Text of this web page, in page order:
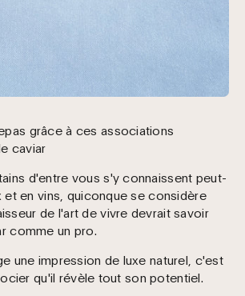
grâce à ces associations
caviar
d'entre vous s'y connaissent peut-
et en vins, quiconque se considère
de l'art de vivre devrait savoir
comme un pro.
une impression de luxe naturel, c'est
qu'il révèle tout son potentiel.